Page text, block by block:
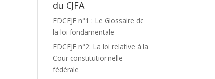
du CJFA
EDCEJF n°1 : Le Glossaire de
la loi fondamentale
EDCEJF n°2: La loi relative à la
Cour constitutionnelle
fédérale